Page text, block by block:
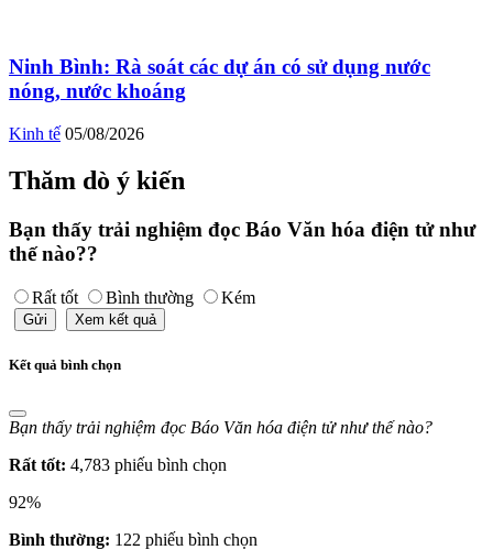
Ninh Bình: Rà soát các dự án có sử dụng nước
nóng, nước khoáng
Kinh tế 05/08/2026
Thăm dò ý kiến
Bạn thấy trải nghiệm đọc Báo Văn hóa điện tử như
thế nào??
Rất tốt Bình thường Kém
Gửi Xem kết quả
Kết quả bình chọn
Bạn thấy trải nghiệm đọc Báo Văn hóa điện tử như thế nào?
Rất tốt: 4,783 phiếu bình chọn
92%
Bình thường: 122 phiếu bình chọn